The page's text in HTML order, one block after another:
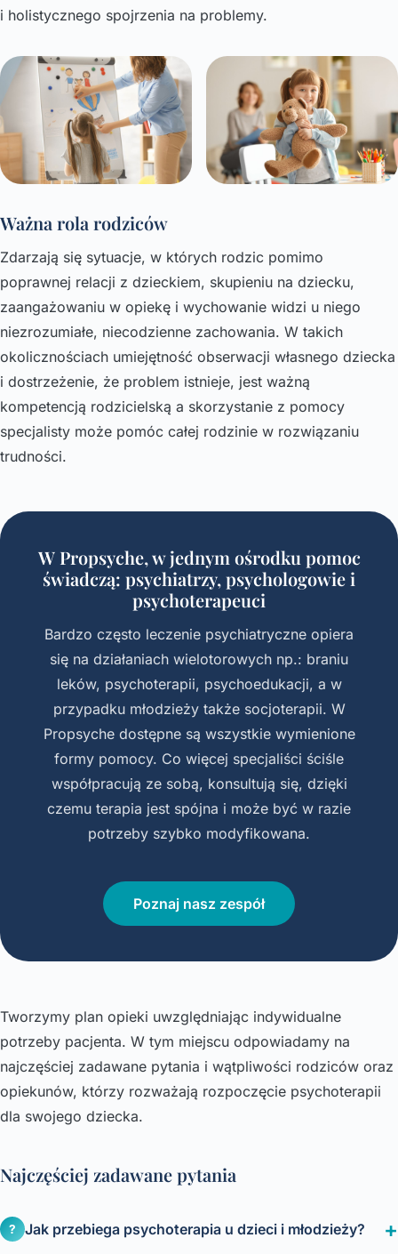
i holistycznego spojrzenia na problemy.
Ważna rola rodziców
Zdarzają się sytuacje, w których rodzic pomimo
poprawnej relacji z dzieckiem, skupieniu na dziecku,
zaangażowaniu w opiekę i wychowanie widzi u niego
niezrozumiałe, niecodzienne zachowania. W takich
okolicznościach umiejętność obserwacji własnego dziecka
i dostrzeżenie, że problem istnieje, jest ważną
kompetencją rodzicielską a skorzystanie z pomocy
specjalisty może pomóc całej rodzinie w rozwiązaniu
trudności.
W Propsyche, w jednym ośrodku pomoc
świadczą: psychiatrzy, psychologowie i
psychoterapeuci
Bardzo często leczenie psychiatryczne opiera
się na działaniach wielotorowych np.: braniu
leków, psychoterapii, psychoedukacji, a w
przypadku młodzieży także socjoterapii. W
Propsyche dostępne są wszystkie wymienione
formy pomocy. Co więcej specjaliści ściśle
współpracują ze sobą, konsultują się, dzięki
czemu terapia jest spójna i może być w razie
potrzeby szybko modyfikowana.
Poznaj nasz zespół
Tworzymy plan opieki uwzględniając indywidualne
potrzeby pacjenta. W tym miejscu odpowiadamy na
najczęściej zadawane pytania i wątpliwości rodziców oraz
opiekunów, którzy rozważają rozpoczęcie psychoterapii
dla swojego dziecka.
Najczęściej zadawane pytania
? Jak przebiega psychoterapia u dzieci i młodzieży?